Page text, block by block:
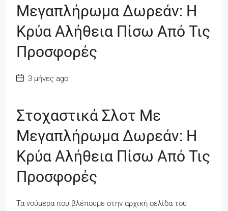
Μεγαπλήρωμα Δωρεάν: Η
Κρύα Αλήθεια Πίσω Από Τις
Προσφορές
3 μήνες ago
Στοχαστικά Σλοτ Με
Μεγαπλήρωμα Δωρεάν: Η
Κρύα Αλήθεια Πίσω Από Τις
Προσφορές
Τα νούμερα που βλέπουμε στην αρχική σελίδα του